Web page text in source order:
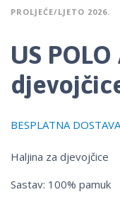
PROLJEĆE/LJETO 2026.
US
BESPLATNA
Haljina za djevojčice
Sastav: 100% pamuk